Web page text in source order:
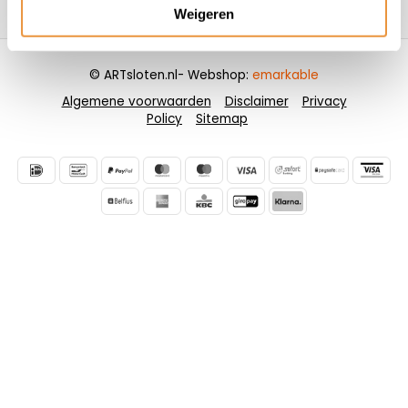
Weigeren
Contactgegevens
Algemene voorwaarden Disclaimer
Privacy
Policy
Sitemap
© ARTsloten.nl- Webshop: emarkable